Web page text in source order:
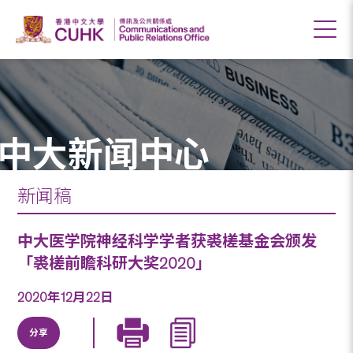
大新闻中心
新闻稿
中大医学院神经科学学者获裘槎基金会颁发
「裘槎前瞻科研大奖2020」
2020年12月22日
分享